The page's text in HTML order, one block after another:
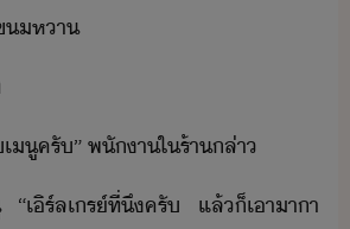
หา
ู​ครั​”​ ​พัา​ใ​ร้า​ล่า
​“​เิร​์ล​เ​ร​์​ที่​ึ​ครั​ ​แล้็​เา​าา​